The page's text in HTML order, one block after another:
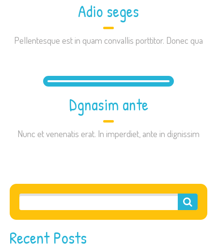
Recent Posts
Adio seges
Pellentesque est in quam convallis porttitor. Donec qua
Dgnasim ante
Nunc et venenatis erat. In imperdiet, ante in dignissim